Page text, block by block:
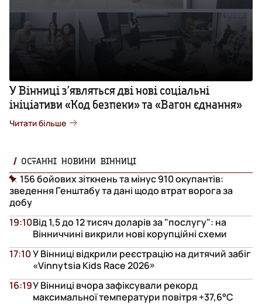
У Вінниці з’являться дві нові соціальні
ініціативи «Код безпеки» та «Вагон єднання»
Читати більше
ОСТАННІ НОВИНИ ВІННИЦІ
156 бойових зіткнень та мінус 910 окупантів:
зведення Генштабу та дані щодо втрат ворога за
добу
Від 1,5 до 12 тисяч доларів за "послугу": на
Вінниччині викрили нові корупційні схеми
19:10
У Вінниці відкрили реєстрацію на дитячий забіг
«Vinnytsia Kids Race 2026»
17:10
У Вінниці вчора зафіксували рекорд
максимальної температури повітря +37,6°С
16:19